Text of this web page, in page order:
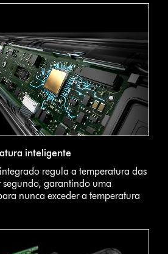
inteligente
regula a temperatura das
segundo, garantindo uma
nunca exceder a temperatura